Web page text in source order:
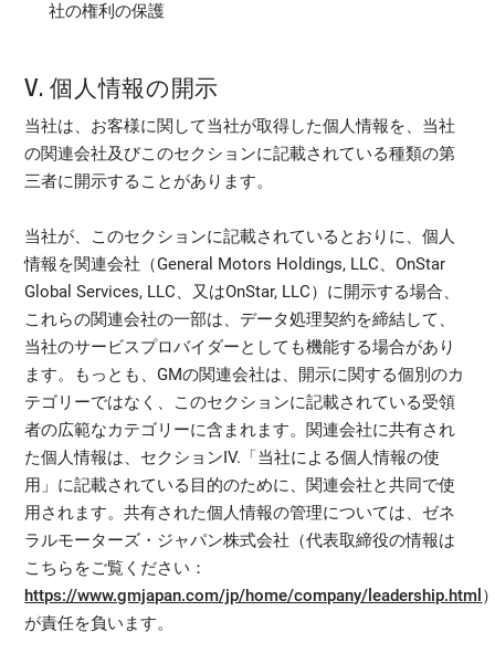
社の権利の保護
V. 個人情報の開示
当社は、お客様に関して当社が取得した個人情報を、当社
の関連会社及びこのセクションに記載されている種類の第
三者に開示することがあります。
当社が、このセクションに記載されているとおりに、個人
情報を関連会社（General Motors Holdings, LLC、OnStar
Global Services, LLC、又はOnStar, LLC）に開示する場合、
これらの関連会社の一部は、データ処理契約を締結して、
当社のサービスプロバイダーとしても機能する場合があり
ます。もっとも、GMの関連会社は、開示に関する個別のカ
テゴリーではなく、このセクションに記載されている受領
者の広範なカテゴリーに含まれます。関連会社に共有され
た個人情報は、セクションIV.「当社による個人情報の使
用」に記載されている目的のために、関連会社と共同で使
用されます。共有された個人情報の管理については、ゼネ
ラルモーターズ・ジャパン株式会社（代表取締役の情報は
こちらをご覧ください：
https://www.gmjapan.com/jp/home/company/leadership.html
が責任を負います。